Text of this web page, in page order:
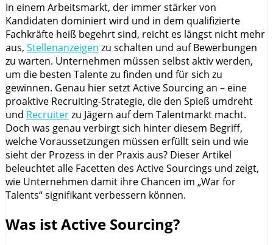
In einem Arbeitsmarkt, der immer stärker von
Kandidaten dominiert wird und in dem qualifizierte
Fachkräfte heiß begehrt sind, reicht es längst nicht mehr
aus, Stellenanzeigen zu schalten und auf Bewerbungen
zu warten. Unternehmen müssen selbst aktiv werden,
um die besten Talente zu finden und für sich zu
gewinnen. Genau hier setzt Active Sourcing an – eine
proaktive Recruiting-Strategie, die den Spieß umdreht
und Recruiterzu Jägern auf dem Talentmarkt macht.
Doch was genau verbirgt sich hinter diesem Begriff,
welche Voraussetzungen müssen erfüllt sein und wie
sieht der Prozess in der Praxis aus? Dieser Artikel
beleuchtet alle Facetten des Active Sourcings und zeigt,
wie Unternehmen damit ihre Chancen im „War for
Talents“ signifikant verbessern können.
Was ist Active Sourcing?